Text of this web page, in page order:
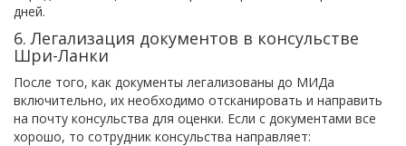
дней.
6. Легализация документов в консульстве
Шри-Ланки
После того, как документы легализованы до МИДа
включительно, их необходимо отсканировать и направить
на почту консульства для оценки. Если с документами все
хорошо, то сотрудник консульства направляет: